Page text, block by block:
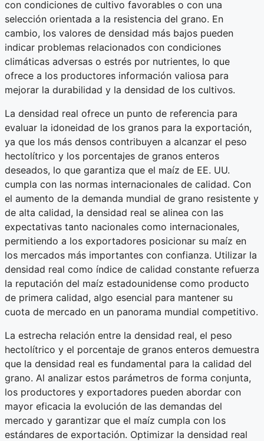
con condiciones de cultivo favorables o con una
selección orientada a la resistencia del grano. En
cambio, los valores de densidad más bajos pueden
indicar problemas relacionados con condiciones
climáticas adversas o estrés por nutrientes, lo que
ofrece a los productores información valiosa para
mejorar la durabilidad y la densidad de los cultivos.
La densidad real ofrece un punto de referencia para
evaluar la idoneidad de los granos para la exportación,
ya que los más densos contribuyen a alcanzar el peso
hectolítrico y los porcentajes de granos enteros
deseados, lo que garantiza que el maíz de EE. UU.
cumpla con las normas internacionales de calidad. Con
el aumento de la demanda mundial de grano resistente y
de alta calidad, la densidad real se alinea con las
expectativas tanto nacionales como internacionales,
permitiendo a los exportadores posicionar su maíz en
los mercados más importantes con confianza. Utilizar la
densidad real como índice de calidad constante refuerza
la reputación del maíz estadounidense como producto
de primera calidad, algo esencial para mantener su
cuota de mercado en un panorama mundial competitivo.
La estrecha relación entre la densidad real, el peso
hectolítrico y el porcentaje de granos enteros demuestra
que la densidad real es fundamental para la calidad del
grano. Al analizar estos parámetros de forma conjunta,
los productores y exportadores pueden abordar con
mayor eficacia la evolución de las demandas del
mercado y garantizar que el maíz cumpla con los
estándares de exportación. Optimizar la densidad real